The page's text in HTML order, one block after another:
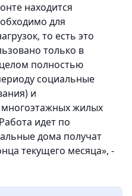
находится
для
то есть это
только в
полностью
социальные
и
жилых
идет по
дома получат
текущего месяца», -